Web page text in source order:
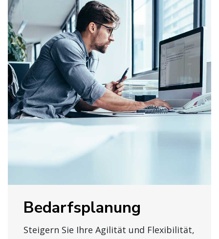
Bedarfsplanung
Steigern Sie Ihre Agilität und Flexibilität,